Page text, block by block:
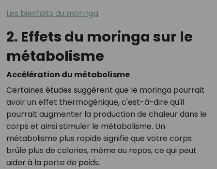
Les bienfaits du moringa
2. Effets du moringa sur le
métabolisme
Accélération du métabolisme
Certaines études suggèrent que le moringa pourrait
avoir un effet thermogénique, c'est-à-dire qu'il
pourrait augmenter la production de chaleur dans le
corps et ainsi stimuler le métabolisme. Un
métabolisme plus rapide signifie que votre corps
brûle plus de calories, même au repos, ce qui peut
aider à la perte de poids.